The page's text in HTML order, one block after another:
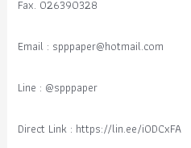
Fax. 026390328
Email : spppaper@hotmail.com
Line : @spppaper
Direct Link : https://lin.ee/i0DCxFA